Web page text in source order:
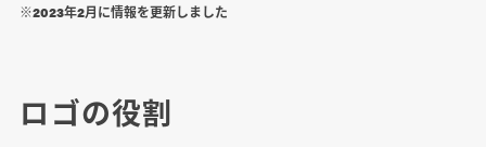
※2023年2月に情報を更新しました
ロゴの役割